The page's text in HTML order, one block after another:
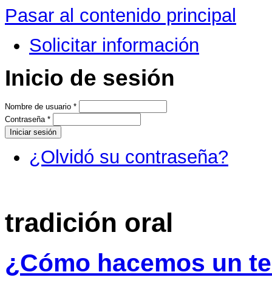
Pasar al contenido principal
Solicitar información
Inicio de sesión
Nombre de usuario *
Contraseña *
¿Olvidó su contraseña?
tradición oral
¿Cómo hacemos un